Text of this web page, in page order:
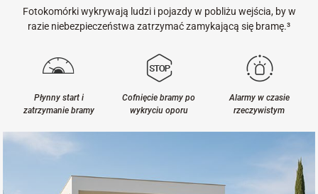
Fotokomórki wykrywają ludzi i pojazdy w pobliżu wejścia, by w
razie niebezpieczeństwa zatrzymać zamykającą się bramę.³
Płynny start i
zatrzymanie bramy
Cofnięcie bramy po
wykryciu oporu
Alarmy w czasie
rzeczywistym